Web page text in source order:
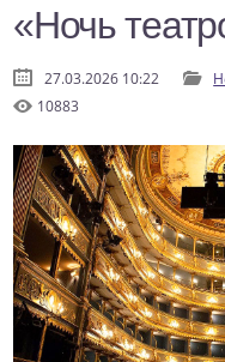
«Ночь
27.03.2026 10:22
10883